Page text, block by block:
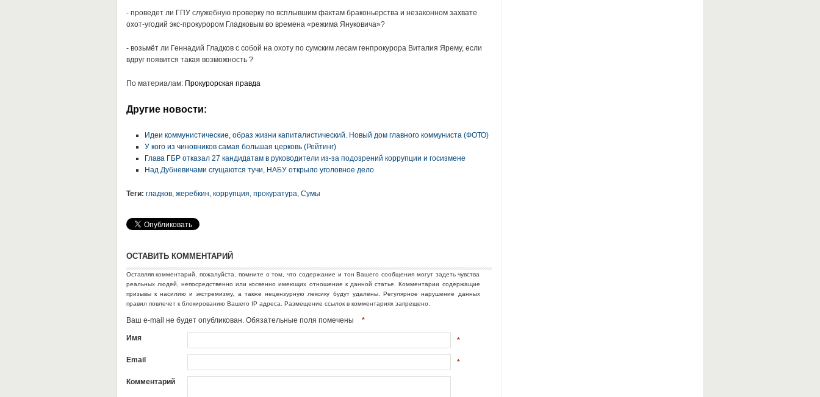
- проведет ли ГПУ служебную проверку по всплывшим фактам браконьерства и незаконном захвате
охот-угодий экс-прокурором Гладковым во времена «режима Януковича»?
- возьмёт ли Геннадий Гладков с собой на охоту по сумским лесам генпрокурора Виталия Ярему, если
вдруг появится такая возможность ?
По материалам: Прокурорская правда
Другие новости:
Идеи коммунистические, образ жизни капиталистический. Новый дом главного коммуниста (ФОТО)
У кого из чиновников самая большая церковь (Рейтинг)
Глава ГБР отказал 27 кандидатам в руководители из-за подозрений коррупции и госизмене
Над Дубневичами сгущаются тучи, НАБУ открыло уголовное дело
Теги: гладков, жеребкин, коррупция, прокуратура, Сумы
ОСТАВИТЬ КОММЕНТАРИЙ
Оставляя комментарий, пожалуйста, помните о том, что содержание и тон Вашего сообщения могут задеть чувства
реальных людей, непосредственно или косвенно имеющих отношение к данной статье. Комментарии содержащие
призывы к насилию и экстремизму, а также нецензурную лексику будут удалены. Регулярное нарушение данных
правил повлечет к блокированию Вашего IP адреса. Размещение ссылок в комментариях запрещено.
Ваш e-mail не будет опубликован. Обязательные поля помечены *
Имя *
Email *
Комментарий